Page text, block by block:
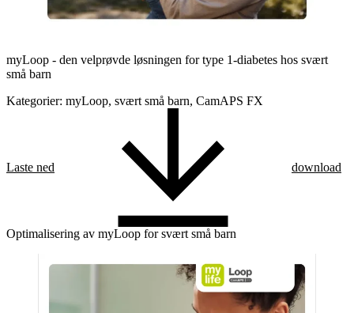
myLoop - den velprøvde løsningen for type 1-diabetes hos svært
små barn
Kategorier: myLoop, svært små barn, CamAPS FX
Laste ned download
Optimalisering av myLoop for svært små barn